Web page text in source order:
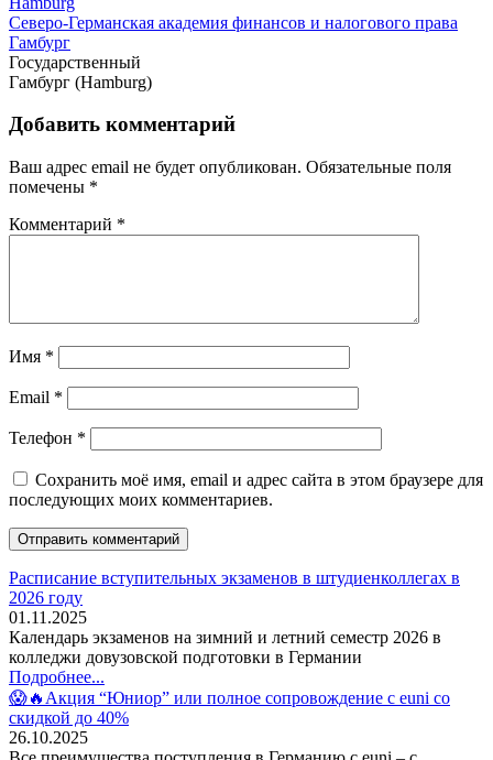
Северо-Германская академия финансов и налогового права
Гамбург
Государственный
Гамбург (Hamburg)
Добавить комментарий
Ваш адрес email не будет опубликован. Обязательные поля
помечены *
Комментарий *
Имя *
Email *
Телефон *
Сохранить моё имя, email и адрес сайта в этом браузере для
последующих моих комментариев.
Расписание вступительных экзаменов в штудиенколлегах в
2026 году
01.11.2025
Календарь экзаменов на зимний и летний семестр 2026 в
колледжи довузовской подготовки в Германии
Подробнее...
😱🔥Акция “Юниор” или полное сопровождение с euni со
скидкой до 40%
26.10.2025